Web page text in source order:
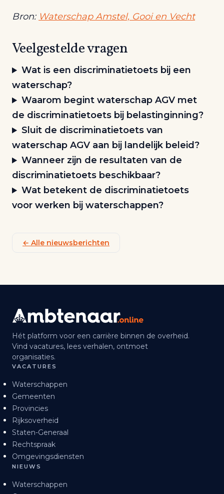
Bron: Waterschap Amstel, Gooi en Vecht
Veelgestelde vragen
Wat is een discriminatietoets bij een
waterschap?
Waarom begint waterschap AGV met
de discriminatietoets bij belastinginning?
Sluit de discriminatietoets van
waterschap AGV aan bij landelijk beleid?
Wanneer zijn de resultaten van de
discriminatietoets beschikbaar?
Wat betekent de discriminatietoets
voor werken bij waterschappen?
← Alle nieuwsberichten
Hét platform voor een carrière binnen de overheid.
Vind vacatures, lees verhalen, ontmoet
organisaties.
VACATURES
Waterschappen
Gemeenten
Provincies
Rijksoverheid
Staten-Generaal
Rechtspraak
Omgevingsdiensten
NIEUWS
Waterschappen